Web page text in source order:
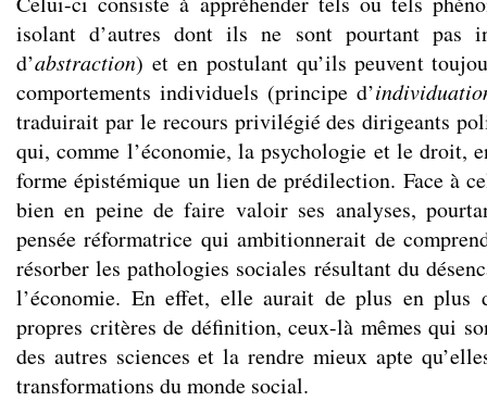
isolant d’autres dont ils ne sont pourtant pas
d’abstraction) et en postulant qu’ils peuvent
comportements individuels (principe d’
traduirait par le recours privilégié des dirigeants
qui, comme l’économie, la psychologie et le droit,
forme épistémique un lien de prédilection. Face à
bien en peine de faire valoir ses analyses,
pensée réformatrice qui ambitionnerait de
résorber les pathologies sociales résultant du
l’économie. En effet, elle aurait de plus en plus
propres critères de définition, ceux-là mêmes qui
des autres sciences et la rendre mieux apte
transformations du monde social.